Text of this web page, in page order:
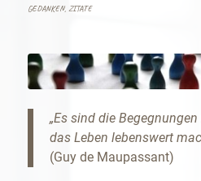
GEDANKEN, ZITATE
„Es sind die
das Leben lebenswert
(Guy de Maupassant)